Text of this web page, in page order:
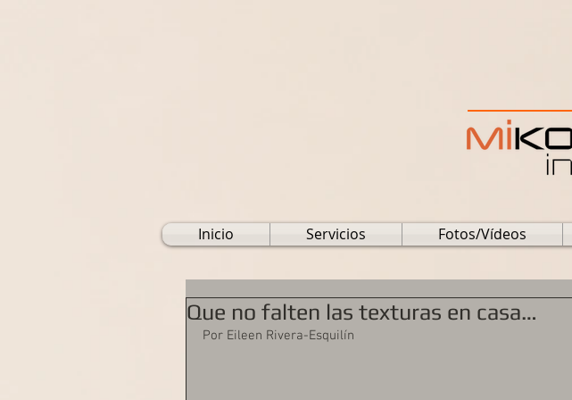
Inicio Servicios Fotos/Vídeos
Que no falten las texturas en casa…
Por Eileen Rivera-Esquilín